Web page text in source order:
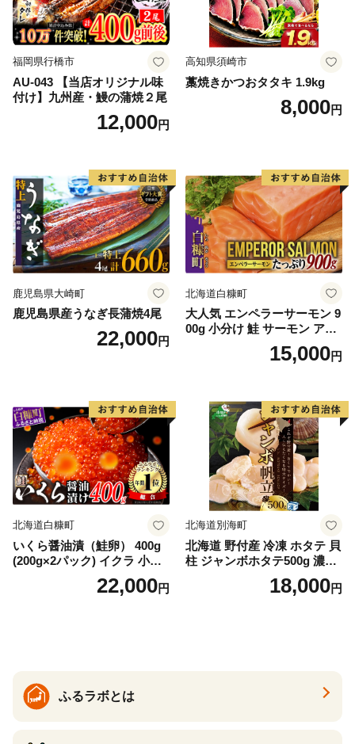
福岡県行橋市
AU-043 【当店オリジナル味
付け】九州産・鰻の蒲焼２尾
12,000円
高知県須崎市
藁焼きかつおタタキ 1.9kg
8,000円
鹿児島県大崎町
鹿児島県産うなぎ長蒲焼4尾
22,000円
北海道白糠町
大人気 エンペラーサーモン 9
00g 小分け 鮭 サーモン アト
ランティックサーモン 水産
庁長官賞 受賞 さけ シャケ し
満足 美味しい 贈答 生食用 刺
身 お刺身 刺し身 魚介類 海鮮
冷凍 厚切り 薄切り ふるさと
納税 ふるさとチョイス チョ
イス 北海道 白糠町
15,000円
北海道白糠町
いくら醤油漬（鮭卵） 400g
(200g×2パック) イクラ 小分
け いくら醤油漬 鮭いくら い
くら醤油漬け 鮭 鮭卵 ikura
22,000円
北海道別海町
北海道 野付産 冷凍 ホタテ 貝
柱 ジャンボホタテ500g 濃厚
な旨味と甘み （ほたて ホタ
テ 帆立 貝柱 ホタテ貝柱 大玉
18,000円
ふるラボとは